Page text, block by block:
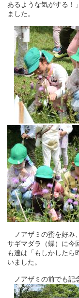
あるような気がする！
ました。
ノアザミの蜜を好み
サギマダラ（蝶）に今
も達は「もしかしたら
いました。
ノアザミの前でも記